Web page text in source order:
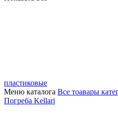
пластиковые
Меню каталога Все тоавары
Погреба Kellari